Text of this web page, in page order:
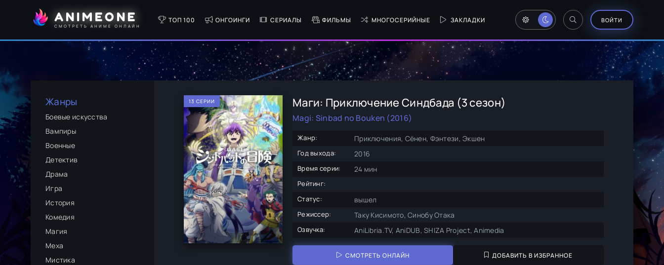
ANIMEONE
СМОТРЕТЬ АНИМЕ ОНЛАЙН
ТОП 100 ОНГОИНГИ СЕРИАЛЫ ФИЛЬМЫ МНОГОСЕРИЙНЫЕ ЗАКЛАДКИ ВОЙТИ
Жанры
Боевые искусства
Вампиры
Военные
Детектив
Драма
Игра
История
Комедия
Магия
Меха
Мистика
13 СЕРИИ Маги: Приключение Синдбада (3 сезон)
Magi: Sinbad no Bouken (2016)
Жанр: Приключения, Сёнен, Фэнтези, Экшен
Год выхода: 2016
Время серии: 24 мин
Рейтинг:
Статус:
вышел
Режиссер: Таку Кисимото, Синобу Отака
Озвучка: AniLibria.TV, AniDUB, SHIZA Project, Animedia
СМОТРЕТЬ ОНЛАЙН ДОБАВИТЬ В ИЗБРАННОЕ